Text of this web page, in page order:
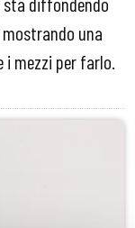
una
i mezzi per farlo.